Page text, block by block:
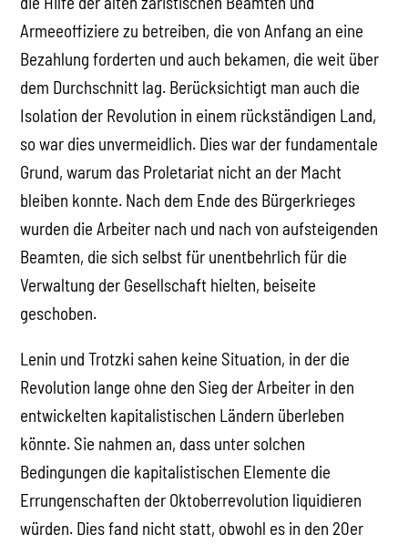
Armeeoffiziere zu betreiben, die von Anfang an eine
Bezahlung forderten und auch bekamen, die weit über
dem Durchschnitt lag. Berücksichtigt man auch die
Isolation der Revolution in einem rückständigen Land,
so war dies unvermeidlich. Dies war der fundamentale
Grund, warum das Proletariat nicht an der Macht
bleiben konnte. Nach dem Ende des Bürgerkrieges
wurden die Arbeiter nach und nach von aufsteigenden
Beamten, die sich selbst für unentbehrlich für die
Verwaltung der Gesellschaft hielten, beiseite
geschoben.
Lenin und Trotzki sahen keine Situation, in der die
Revolution lange ohne den Sieg der Arbeiter in den
entwickelten kapitalistischen Ländern überleben
könnte. Sie nahmen an, dass unter solchen
Bedingungen die kapitalistischen Elemente die
Errungenschaften der Oktoberrevolution liquidieren
würden. Dies fand nicht statt, obwohl es in den 20er